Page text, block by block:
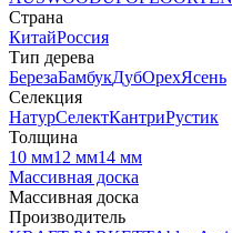
Страна
КитайРоссия
Тип дерева
БерезаБамбукДубОрехЯсень
Селекция
НатурСелектКантриРустик
Толщина
10 мм12 мм14 мм
Массивная доска
Массивная доска
Производитель